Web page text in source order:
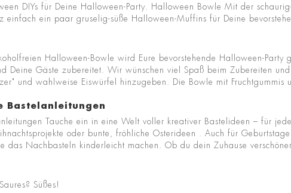
DIYs für Deine Halloween-Party. Halloween Bowle Mit der
einfach ein paar gruselig-süße Halloween-Muffins für Deine
Halloween-Bowle wird Eure bevorstehende Halloween-Party
Deine Gäste zubereitet. Wir wünschen viel Spaß beim Zubereiten
und wahlweise Eiswürfel hinzugeben. Die Bowle mit Fruchtgummis
Bastelanleitungen
Tauche ein in eine Welt voller kreativer Bastelideen – für
oder bunte, fröhliche Osterideen . Auch für
das Nachbasteln kinderleicht machen. Ob du dein Zuhause
Süßes!